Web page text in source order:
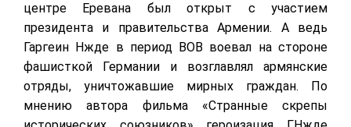
центре Еревана был открыт с участием
президента и правительства Армении. А ведь
Гаргеин Нжде в период ВОВ воевал на стороне
фашисткой Германии и возглавлял армянские
отряды, уничтожавшие мирных граждан. По
мнению автора фильма «Странные скрепы